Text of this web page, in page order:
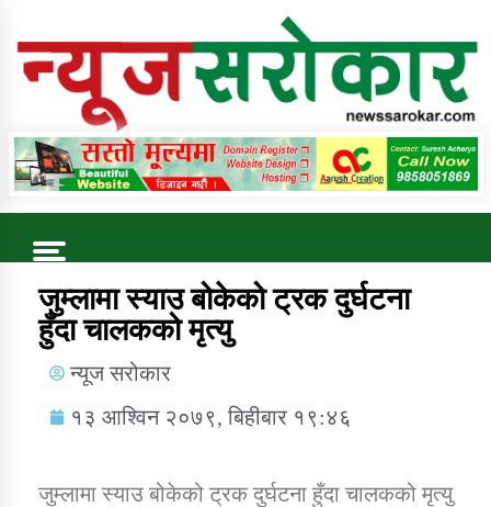
Online News Portal
Trending Now
कुषि बिकास कार्यालय जुम्ला सुचना सन्देश
जुम्लामा स्याउ बोकेको ट्रक दुर्घटना
हुँदा चालकको मृत्यु
न्यूज सरोकार
१३ आश्विन २०७९, बिहीबार १९:४६
जुम्लामा स्याउ बोकेको ट्रक दुर्घटना हुँदा चालकको मृत्यु